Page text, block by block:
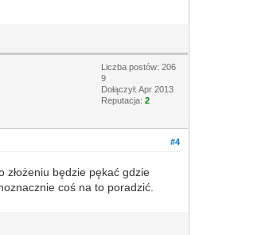
Liczba postów: 206
9
Dołączył: Apr 2013
Reputacja:2
#4
złożeniu będzie pękać gdzie
coś na to poradzić.